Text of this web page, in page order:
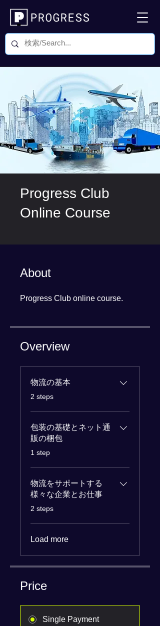
Progress Club
Online Course
About
Progress Club online course.
Overview
物流の基本
.2 steps
包装の基礎とネット通
販の梱包
.1 step
物流をサポートする
様々な企業とお仕事
.2 steps
Load more
Price
Single Payment